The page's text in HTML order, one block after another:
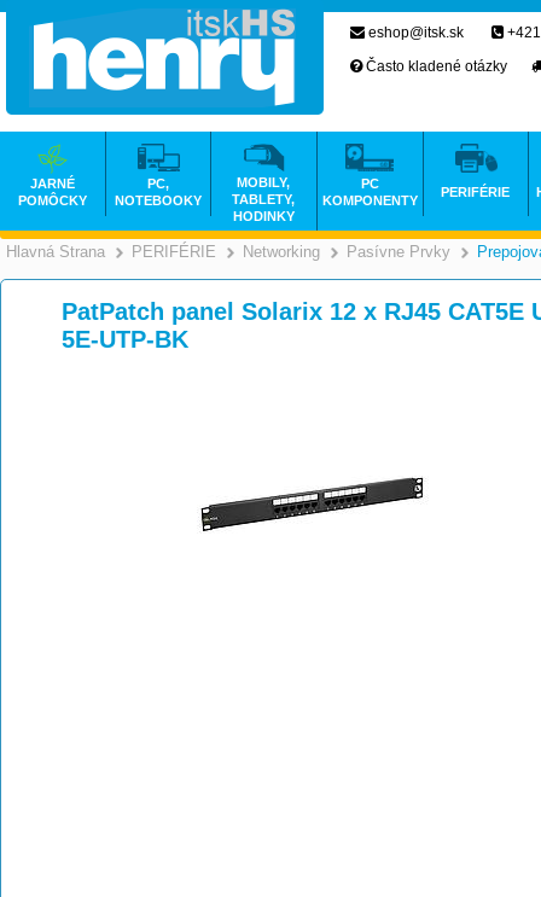
Hlavná Strana >
PERIFÉRIE >
Networking >
Pasívne Prvky
PatPatch panel Solarix 12 x RJ45 CAT5E
5E-UTP-BK
eshop@itsk.sk
Často kladené otázky
JARNÉ
POMÔCKY
PC,
NOTEBOOKY
MOBILY,
TABLETY,
HODINKY
PC
KOMPONENTY
PERIFÉRIE